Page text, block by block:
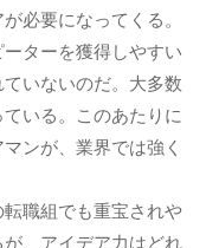
必要になってくる。
ターを獲得しやすい
いないのだ。大多数
いる。このあたりに
ンが、業界では強く
職組でも重宝されや
、アイデア力はどれ